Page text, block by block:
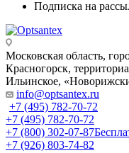
Подписка на
Московская область,
Красногорск,
Ильинское,
info@optsantex.ru
+7 (495) 782-70-72
+7 (495) 782-70-72
+7 (800) 302-07-87
+7 (926) 803-74-82